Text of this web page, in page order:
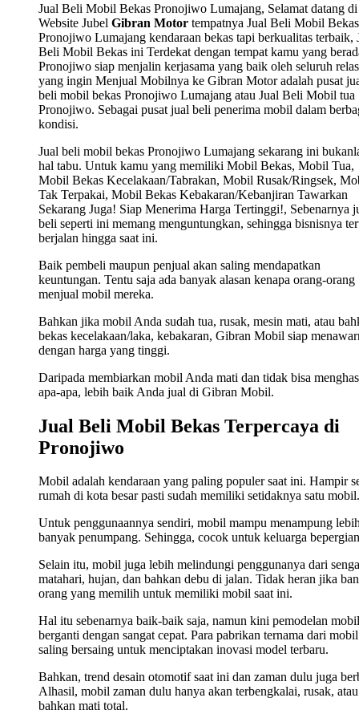
Jual Beli Mobil Bekas Pronojiwo Lumajang, Selamat datang di
Website Jubel Gibran Motor tempatnya Jual Beli Mobil Bekas
Pronojiwo Lumajang kendaraan bekas tapi berkualitas terbaik,
Beli Mobil Bekas ini Terdekat dengan tempat kamu yang
Pronojiwo siap menjalin kerjasama yang baik oleh seluruh
yang ingin Menjual Mobilnya ke Gibran Motor adalah pusat
beli mobil bekas Pronojiwo Lumajang atau Jual Beli Mobil tua
Pronojiwo. Sebagai pusat jual beli penerima mobil dalam
kondisi.
Jual beli mobil bekas Pronojiwo Lumajang sekarang ini
hal tabu. Untuk kamu yang memiliki Mobil Bekas, Mobil Tua,
Mobil Bekas Kecelakaan/Tabrakan, Mobil Rusak/Ringsek,
Tak Terpakai, Mobil Bekas Kebakaran/Kebanjiran Tawarkan
Sekarang Juga! Siap Menerima Harga Tertinggi!, Sebenarnya
beli seperti ini memang menguntungkan, sehingga bisnisnya
berjalan hingga saat ini.
Baik pembeli maupun penjual akan saling mendapatkan
keuntungan. Tentu saja ada banyak alasan kenapa orang-orang
menjual mobil mereka.
Bahkan jika mobil Anda sudah tua, rusak, mesin mati, atau
bekas kecelakaan/laka, kebakaran, Gibran Mobil siap
dengan harga yang tinggi.
Daripada membiarkan mobil Anda mati dan tidak bisa
apa-apa, lebih baik Anda jual di Gibran Mobil.
Jual Beli Mobil Bekas Terpercaya di
Pronojiwo
Mobil adalah kendaraan yang paling populer saat ini. Hampir
rumah di kota besar pasti sudah memiliki setidaknya satu mobil.
Untuk penggunaannya sendiri, mobil mampu menampung
banyak penumpang. Sehingga, cocok untuk keluarga
Selain itu, mobil juga lebih melindungi penggunanya dari
matahari, hujan, dan bahkan debu di jalan. Tidak heran jika
orang yang memilih untuk memiliki mobil saat ini.
Hal itu sebenarnya baik-baik saja, namun kini pemodelan mobil
berganti dengan sangat cepat. Para pabrikan ternama dari
saling bersaing untuk menciptakan inovasi model terbaru.
Bahkan, trend desain otomotif saat ini dan zaman dulu juga
Alhasil, mobil zaman dulu hanya akan terbengkalai, rusak, atau
bahkan mati total.